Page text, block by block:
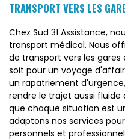
TRANSPORT VERS LES
Chez Sud 31 Assistance,
transport médical. Nous
de transport vers les
soit pour un voyage
un rapatriement
rendre le trajet aussi fluide
que chaque situation est
adaptons nos services
personnels et